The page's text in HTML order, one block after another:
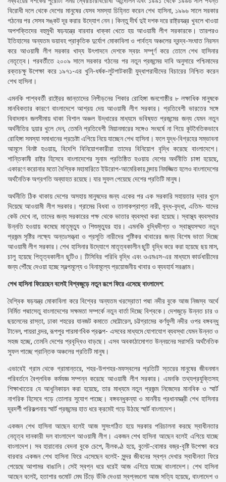
বিরোধী দলে থেকে দেশের মানুষের যেসব সমস্যা চিহ্নিত করেন শেখ হাসিনা, ১৯৯৬ সালে সরকার
গঠনের পর সেসব সঙ্কট দূর করার উদ্যোগ নেন। কিন্তু দীর্ঘ দুই দশক দরে রাষ্ট্রযন্ত্র খুবলে খাওয়া
অপশক্তিদের বহুমুখী ষড়যন্ত্রে বারবার ধাক্কা খেতে হয় আওয়ামী লীগ সরকারকে। তারপরও
ইতিহাসের অন্যতম ভয়াবহ প্রাকৃতিক দুর্যোগ মোকাবিলা ও পার্বত্য অঞ্চলের দ্বন্দ্ব-সংঘাত নিরসন
করে আওয়ামী লীগ সরকার খাদ্য উৎপাদনে দেশকে স্বয়ং সম্পূর্ণ করে তোলে শেখ হাসিনার
নেতৃত্বে। পরবর্তীতে ২০০৯ সালে সরকার গঠনের পর নতুন প্রজন্মের দাবি অনুসারে পশ্চিমাদের
রক্তচক্ষু উপেক্ষা করে ১৯৭১-এর খুনি-ধর্ষক-লুটপাটকারী যুদ্ধাপরাধীদের বিচারের নিশ্চিত করেন
শেখ হাসিনা।
এমনকি পাশ্ববর্তী রাষ্ট্রের জান্তাদের নিপীড়নের শিকার রোহিঙ্গা জনগোষ্ঠীর ৮ লক্ষাধিক মানুষকে
মানবিকতার কারণে বাংলাদেশে আশ্রয় দেয় আওয়ামী লীগ সরকার। প্রতিবেশী ভারতের সঙ্গে
বিবাদমান জলসীমায় থাকা বিশাল অঞ্চল উদ্ধারের মাধ্যমে ভবিষ্যত প্রজন্মের জন্য যেমন নতুন
অর্থনীতির দুয়ার খুলে দেন, তেমনি প্রতিবেশী মিয়ানমারের সঙ্গেও সংঘর্ষে না গিয়ে কূটনৈতিকভাবে
রোহিঙ্গা সমস্যা সমাধানের প্রচেষ্টা এগিয়ে নিয়ে যাচ্ছেন শেখ হাসিনা। ফলে যুদ্ধ-বিগ্রহের সম্ভাবনা
আমূলে বিনষ্ট হওয়ায়, বিদেশি বিনিয়োগকারীরা তাদের বিনিয়োগ বৃদ্ধি করেছে বাংলাদেশে।
শান্তিকামী রাষ্ট্র হিসেবে বাংলাদেশের সুনাম প্রতিষ্ঠিত হওয়ায় দেশের অর্থনীতি চাঙ্গা হয়েছে,
একারণে করোনার মতো বৈশ্বিক মহামারিতে ইউরোপ-আমেরিকায় মন্দায় নিমজ্জিত হলেও বাংলাদেশের
অর্থনৈতিক অগ্রগতি অব্যাহত রয়েছে। যার সুফল পেয়েছে দেশের প্রতিটি মানুষ।
অর্থনীতি ঠিক থাকায় দেশের অসহায় মানুষদের জন্য একের পর এক সরকারি সহায়তার দ্বার খুলে
দিয়েছে আওয়ামী লীগ সরকার। গ্রামের বিধবা ও তালাকপ্রাপ্ত নারী, বৃদ্ধ-বৃদ্ধা, এতিম- যাদের
কেউ দেখে না, তাদের জন্য সরকারের পক্ষ থেকে ভাতার ব্যবস্থা করা হয়েছে। স্বাস্থ্য ব্যবস্থার
উন্নতি হওয়ায় কমেছে মাতৃমৃত্যু ও শিশুমৃত্যুর হার। এমনকি বুদ্ধিদীপ্ত ও স্বাস্থ্যসম্মত নতুন
প্রজন্ম সৃষ্টির লক্ষ্যে অন্তঃসত্ত্বা ও প্রসূতি নারীদের পুষ্টিকর খাবারের জন্য বিশেষ ভাতা দিচ্ছে
আওয়ামী লীগ সরকার। শেখ হাসিনার উদ্যোগে মাতৃত্বকালীন ছুটি বৃদ্ধি করে করা হয়েছে ছয় মাস,
চালু হয়েছে পিতৃত্বকালীন ছুটিও। টিসিবির পরিধি বৃদ্ধি এবং ওএমএস-এর মাধ্যমে কার্ডধারীদের
জন্য পৌঁছে দেওয়া হচ্ছে স্বল্পমূল্যে ও বিনামূল্যে প্রয়োজনীয় খাবার ও ব্যবহার্য সরঞ্জাম।
শেখ হাসিনা ফিরেছেন বলেই বিশ্বজুড়ে নতুন রূপে ফিরে এসেছে বাংলাদেশ:
বৈশ্বিক ষড়যন্ত্র মোকাবিলা করে বিশ্বের অন্যতম খরস্রোতা পদ্মা নদীর বুকে আজ নিজস্ব অর্থে
নির্মিত পদ্মাসেতু বাংলাদেশের সক্ষমতা সম্পর্কে নতুন বার্তা দিচ্ছে বিশ্বকে। দেশজুড়ে উন্নত চার ও
ছয়লেনের রাস্তা, ঢাকা শহরের যানজট কমাতে মেট্টোরেল, চট্টগ্রামের কর্ণফুলী নদীর ওপর বঙ্গবন্ধু
টানেল, পায়রা বন্দর, রূপপুর পারমাণবিক প্রকল্প- এসবের মাধ্যমে যোগাযোগ ব্যবস্থা যেমন উন্নত ও
সহজ হচ্ছে, তেমনি দেশের প্রবৃদ্ধিও বাড়ছে। এসব অবকাঠামোগত উন্নয়নের সরাসরি অর্থনৈতিক
সুফল পাচ্ছে প্রান্তিক অঞ্চলের প্রতিটি মানুষ।
এভাবেই গ্রাম থেকে গ্রামান্তরে, শহর-উপশহর-মফস্বলের প্রতিটি স্তরের মানুষের জীবনমান
পরিবর্তনে বৈপ্লবিক কর্মযজ্ঞ সম্পন্ন করেছে আওয়ামী লীগ সরকার। এমনকি তথ্যপ্রযুক্তিসহ
শিক্ষাখাতের যে আধুনিকায়ন করা হয়েছে, তার মাধ্যমে নতুন প্রজন্ম নিজেদের মানবিক ও স্মার্ট
নাগরিক হিসেবে গড়ে তোলার সুযোগ পাচ্ছে। বঙ্গবন্ধুকন্যা ও মাননীয় প্রধানমন্ত্রী শেখ হাসিনার
দূরদর্শী পরিকল্পনায় স্মার্ট প্রজন্মের হাত ধরে ক্রমেই গড়ে উঠছে স্মার্ট বাংলাদেশ।
একজন শেখ হাসিনা আছেন বলেই আজ সুসংগঠিত হয়ে সরকার পরিচালনা করছে স্বাধীনতার
নেতৃত্ব দানকারী দল বাংলাদেশ আওয়ামী লীগ। একজন শেখ হাসিনা আছেন বলেই এগিয়ে যাচ্ছে
বাংলাদেশ। সব হারানোর বেদনা বুকে চেপে, নীলকণ্ঠ হয়ে, বুলেট-বোমার বজ্র-বৃষ্টি উপেক্ষা করে
বারবার একজন শেখ হাসিনা ফিরে এসেছেন বলেই- সুন্দর জীবনের স্বপ্ন দেখার স্বাধীনতা ফিরে
পেয়েছে আপামর বাঙালি। সেই স্বপ্ন ধরে ধরেই আজ এগিয়ে যাচ্ছে বাংলাদেশ। শেখ হাসিনা
আছেন বলেই, হতাশার গুমোট মেঘ চিঁড়ে উঁকি দেওয়া স্বপ্নগুলো আজ সত্যি হয়েছে, বাংলাদেশ ও